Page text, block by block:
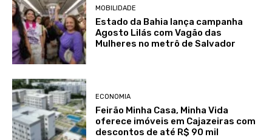
MOBILIDADE
Estado da Bahia lança campanha
Agosto Lilás com Vagão das
Mulheres no metrô de Salvador
ECONOMIA
Feirão Minha Casa, Minha Vida
oferece imóveis em Cajazeiras com
descontos de até R$ 90 mil